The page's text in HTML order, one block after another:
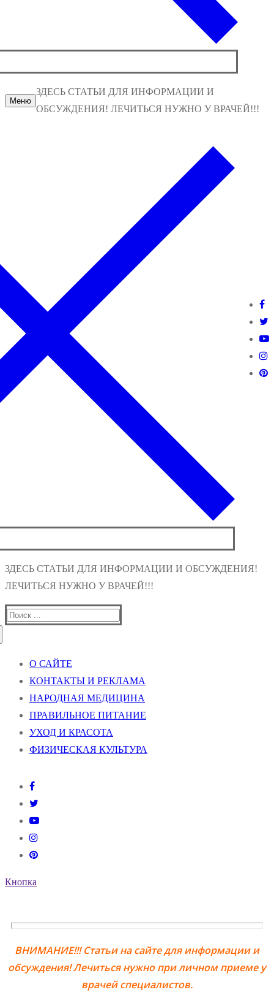
Меню
ЗДЕСЬ СТАТЬИ ДЛЯ ИНФОРМАЦИИ И
ОБСУЖДЕНИЯ! ЛЕЧИТЬСЯ НУЖНО У ВРАЧЕЙ!!!
ЗДЕСЬ СТАТЬИ ДЛЯ ИНФОРМАЦИИ И ОБСУЖДЕНИЯ!
ЛЕЧИТЬСЯ НУЖНО У ВРАЧЕЙ!!!
Найти:
О САЙТЕ
КОНТАКТЫ И РЕКЛАМА
НАРОДНАЯ МЕДИЦИНА
ПРАВИЛЬНОЕ ПИТАНИЕ
УХОД И КРАСОТА
ФИЗИЧЕСКАЯ КУЛЬТУРА
Кнопка
ВНИМАНИЕ!!! Статьи на сайте для информации и
обсуждения! Лечиться нужно при личном приеме у
врачей специалистов.